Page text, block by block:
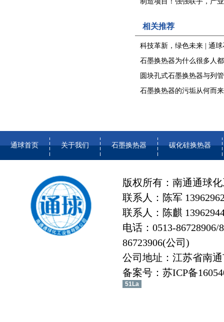
相关推荐
科技革新，绿色未来 | 通球
石墨换热器为什么很多人
圆块孔式石墨换热器与列
石墨换热器的污垢从何而
通球首页 关于我们 石墨换热器 碳化硅换热器
版权所有：南通通球
联系人：陈军
联系人：陈麒
电话：0513-
86723906(公司)
公司地址：江苏省南
备案号： 苏ICP备
51La